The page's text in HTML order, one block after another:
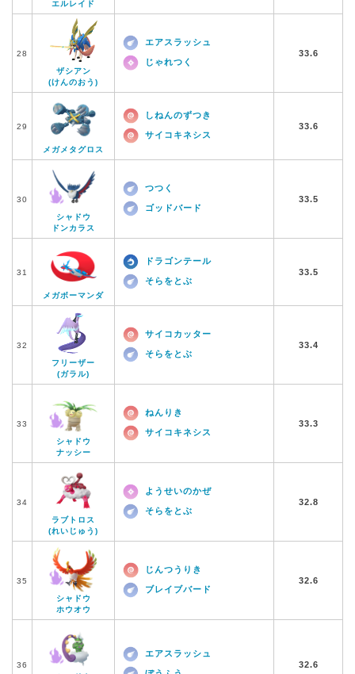
エルレイド
28
ザシアン
(けんのおう)
エアスラッシュ
じゃれつく
33.6
29
メガメタグロス
しねんのずつき
サイコキネシス
33.6
30
シャドウ
ドンカラス
つつく
ゴッドバード
33.5
31
メガボーマンダ
ドラゴンテール
そらをとぶ
33.5
32
フリーザー
(ガラル)
サイコカッター
そらをとぶ
33.4
33
シャドウ
ナッシー
ねんりき
サイコキネシス
33.3
34
ラブトロス
(れいじゅう)
ようせいのかぜ
そらをとぶ
32.8
35
シャドウ
ホウオウ
じんつうりき
ブレイブバード
32.6
36
エアスラッシュ
32.6